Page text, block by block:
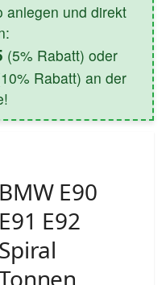
anlegen und direkt
(5% Rabatt) oder
Rabatt) an der
BMW E90
E91 E92
Spiral